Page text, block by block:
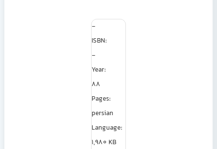
-
ISBN:
-
Year:
88
Pages:
persian
Language:
1,980 KB